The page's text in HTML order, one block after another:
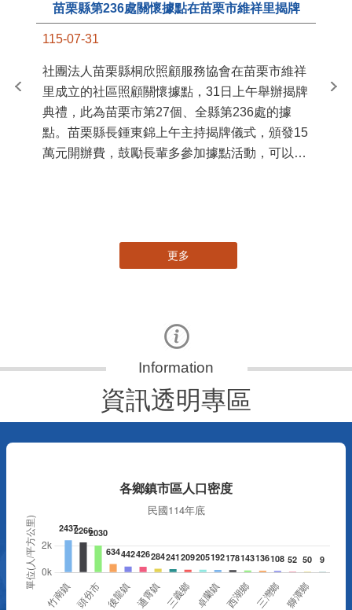
苗栗縣第236處關懷據點在苗栗市維祥里揭牌
115-07-31
社團法人苗栗縣桐欣照顧服務協會在苗栗市維祥
里成立的社區照顧關懷據點，31日上午舉辦揭牌
典禮，此為苗栗市第27個、全縣第236處的據
點。苗栗縣長鍾東錦上午主持揭牌儀式，頒發15
萬元開辦費，鼓勵長輩多參加據點活動，可以更
苗
更多
資訊透明專區